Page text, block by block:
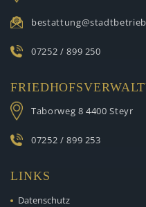
07252 / 899 250
Taborweg 8 4400 Steyr
07252 / 899 253
LINKS
Datenschutz